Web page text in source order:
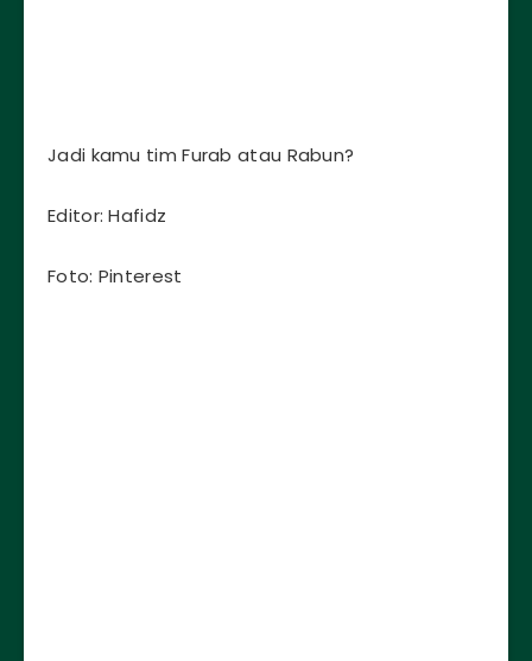
Jadi kamu tim Furab atau Rabun?
Editor: Hafidz
Foto: Pinterest